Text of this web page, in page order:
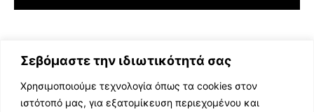
Σεβόμαστε την ιδιωτικότητά σας
Χρησιμοποιούμε τεχνολογία όπως τα cookies στον
ιστότοπό μας, για εξατομίκευση περιεχομένου και